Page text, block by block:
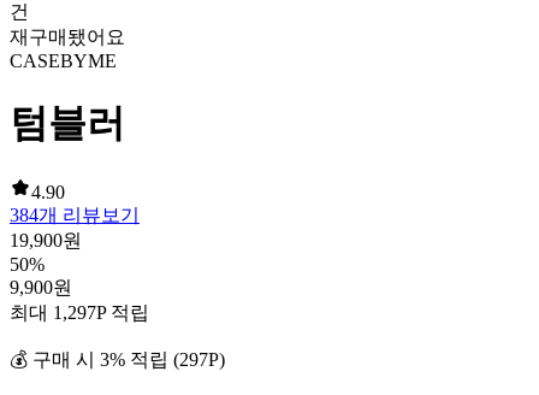
건
재구매됐어요
CASEBYME
텀블러
4.90
384개 리뷰보기
19,900원
50%
9,900원
최대 1,297P 적립
💰 구매 시 3% 적립 (297P)